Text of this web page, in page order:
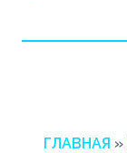
ГЛАВНАЯ »